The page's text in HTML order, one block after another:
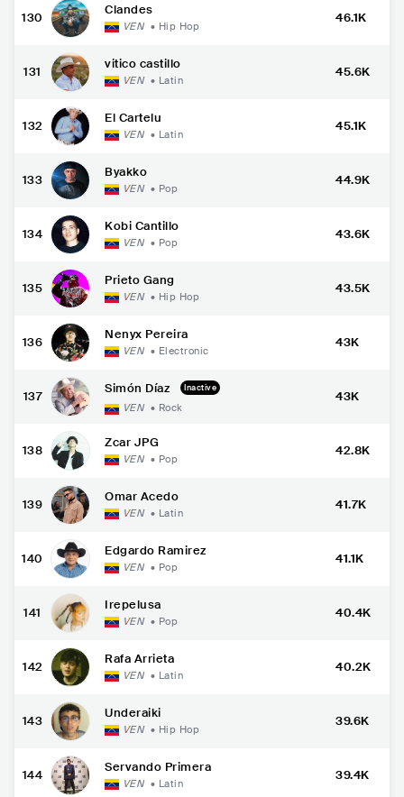
130
Clandes
VEN • Hip Hop
46.1K
131
vitico castillo
VEN • Latin
45.6K
132
El Cartelu
VEN • Latin
45.1K
133
Byakko
VEN • Pop
44.9K
134
Kobi Cantillo
VEN • Pop
43.6K
135
Prieto Gang
VEN • Hip Hop
43.5K
136
Nenyx Pereira
VEN • Electronic
43K
137
Simón Díaz Inactive
VEN • Rock
43K
138
Zcar JPG
VEN • Pop
42.8K
139
Omar Acedo
VEN • Latin
41.7K
140
Edgardo Ramirez
VEN • Pop
41.1K
141
Irepelusa
VEN • Pop
40.4K
142
Rafa Arrieta
VEN • Latin
40.2K
143
Underaiki
VEN • Hip Hop
39.6K
144
Servando Primera
VEN • Latin
39.4K